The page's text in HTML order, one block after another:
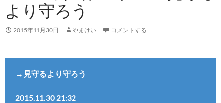
より守ろう
2015年11月30日 やまけい コメントする
→見守るより守ろう
2015.11.30 21:32